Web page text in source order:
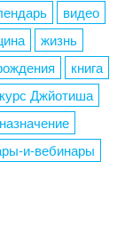
видео
жизнь
книга
курс Джйотиша
и-вебинары